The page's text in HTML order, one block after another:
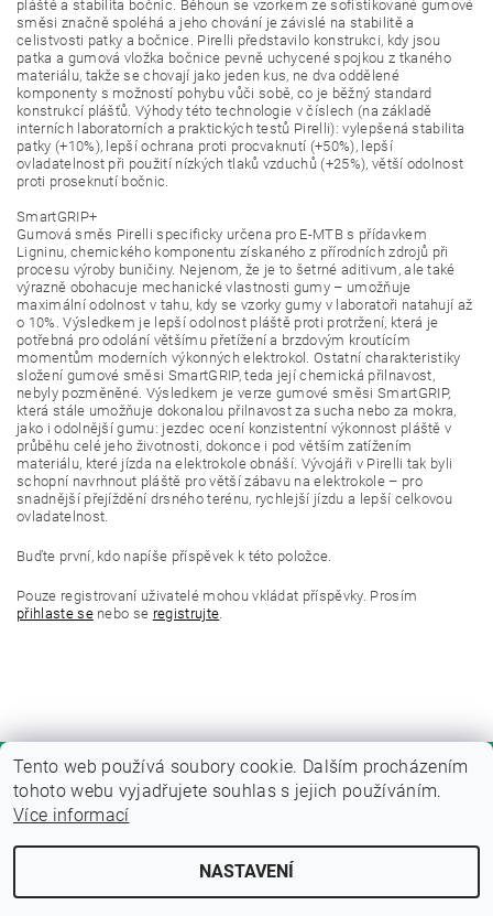
pláště a stabilita bočnic. Běhoun se vzorkem ze sofistikované gumové
směsi značně spoléhá a jeho chování je závislé na stabilitě a
celistvosti patky a bočnice. Pirelli představilo konstrukci, kdy jsou
patka a gumová vložka bočnice pevně uchycené spojkou z tkaného
materiálu, takže se chovají jako jeden kus, ne dva oddělené
komponenty s možností pohybu vůči sobě, co je běžný standard
konstrukcí plášťů. Výhody této technologie v číslech (na základě
interních laboratorních a praktických testů Pirelli): vylepšená stabilita
patky (+10%), lepší ochrana proti procvaknutí (+50%), lepší
ovladatelnost při použití nízkých tlaků vzduchů (+25%), větší odolnost
proti proseknutí bočnic.
SmartGRIP+
Gumová směs Pirelli specificky určena pro E-MTB s přídavkem
Ligninu, chemického komponentu získaného z přírodních zdrojů při
procesu výroby buničiny. Nejenom, že je to šetrné aditivum, ale také
výrazně obohacuje mechanické vlastnosti gumy – umožňuje
maximální odolnost v tahu, kdy se vzorky gumy v laboratoři natahují až
o 10%. Výsledkem je lepší odolnost pláště proti protržení, která je
potřebná pro odolání většímu přetížení a brzdovým kroutícím
momentům moderních výkonných elektrokol. Ostatní charakteristiky
složení gumové směsi SmartGRIP, teda její chemická přilnavost,
nebyly pozměněné. Výsledkem je verze gumové směsi SmartGRIP,
která stále umožňuje dokonalou přilnavost za sucha nebo za mokra,
jako i odolnější gumu: jezdec ocení konzistentní výkonnost pláště v
průběhu celé jeho životnosti, dokonce i pod větším zatížením
materiálu, které jízda na elektrokole obnáší. Vývojáři v Pirelli tak byli
schopní navrhnout pláště pro větší zábavu na elektrokole – pro
snadnější přejíždění drsného terénu, rychlejší jízdu a lepší celkovou
ovladatelnost.
Buďte první, kdo napíše příspěvek k této položce.
Pouze registrovaní uživatelé mohou vkládat příspěvky. Prosím
přihlaste senebo se registrujte.
2026 © Fitness zone, všechna práva vyhrazenaUpravit nastavení cookies
Tento web používá soubory cookie. Dalším procházením
tohoto webu vyjadřujete souhlas s jejich používáním.
Více informací
NASTAVENÍ